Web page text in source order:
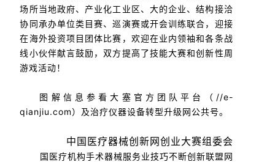
场所当地政府、产业化工业区、大的企业、结构接洽
协同承办单位类目赛、巡演赛或开会训练联合，迎接
在海外投资项目团体比赛，欢迎在业内领袖和各条战
线小伙伴献言鼓励，双方提高了技能大赛和创新性周
游戏活动！
图解信息参看大塞官方团队平台（//e-
qianjiu.com）及治疗仪器设备转型升级网公共号。
中国医疗器械创新网创业大赛组委会
国医疗机构手术器械服务业技巧不断创新联盟网